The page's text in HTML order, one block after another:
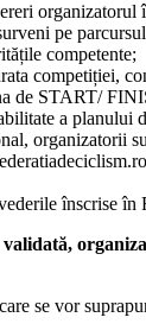
organizatorul
pe
competente;
competiției,
de START/
a planului
organizatorii
înscrise
validată,
se vor